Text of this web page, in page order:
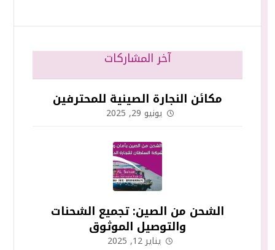
آخر المشاركات
مكائن النجارة الصينية للمحترفين
يونيو 29, 2025
الشحن من الصين: تجميع الشحنات
والتوصيل الموثوق
يناير 12, 2025